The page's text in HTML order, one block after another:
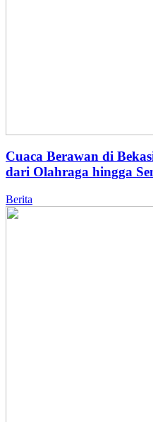
Cuaca Berawan di
dari Olahraga hingga
Berita